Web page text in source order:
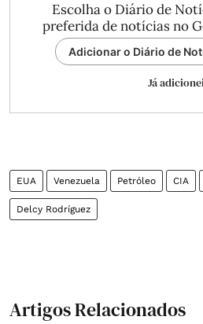
Escolha o Diário de
preferida de notícias no
Adicionar o Diário de
Já
EUA Venezuela Petróleo CIA
Delcy Rodríguez
Artigos Relacionados